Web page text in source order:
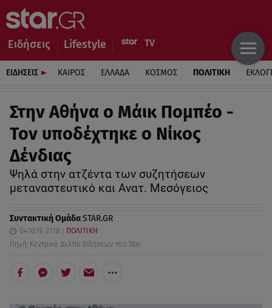
Ειδήσεις Lifestyle
ΕΙΔΗΣΕΙΣ ΚΑΙΡΟΣ ΕΛΛΑΔΑ ΚΟΣΜΟΣ ΠΟΛΙΤΙΚΗ
Στην Αθήνα ο Μάικ Πομπέο -
Τον υποδέχτηκε ο Νίκος
Δένδιας
Ψηλά στην ατζέντα των συζητήσεων
μεταναστευτικό και Ανατ. Μεσόγειος
Συντακτική ΟμάδαSTAR.GR
04.10.19, 21:18
ΠΟΛΙΤΙΚΗ
Πηγή: Κεντρικό Δελτίο Ειδήσεων του Star